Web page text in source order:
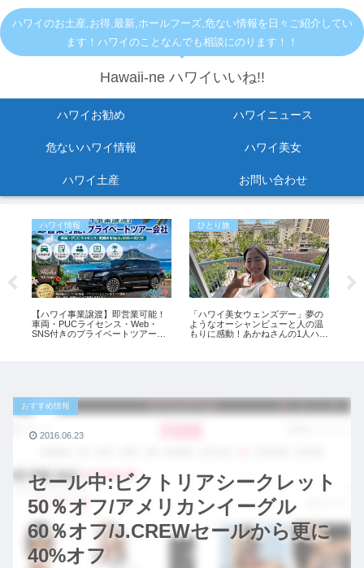
ハワイのお土産,お得,最新,ホールフーズ,危ない情報を日々ご紹介してい
ます！ハワイのことなんでも相談にのります！！
Hawaii-ne ハワイいいね!!
ハワイお勧め ハワイニュース
危ないハワイ情報 ハワイ美女
ハワイ土産 お問い合わせ
ハワイ情報
【ハワイ事業譲渡】即営業可能！
車両・PUCライセンス・Web・
SNS付きのプライベートツアー会
ひとり旅
「ハワイ美女ウェンズデー」夢の
ようなオーシャンビューと人の温
もりに感動！あかねさんの1人ハワ
セール中:ビクトリアシークレット
50％オフ/アメリカンイーグル
60％オフ/J.CREWセールから更に
40%オフ
おすすめ情報
2016.06.23